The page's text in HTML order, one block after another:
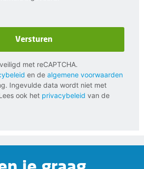
met reCAPTCHA.
en de algemene voorwaarden
Ingevulde data wordt niet met
ook het privacybeleid van de
Versturen